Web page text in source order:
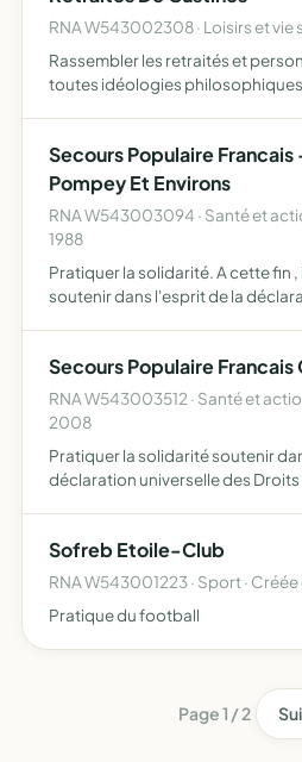
RNA W543002308 · Loisirs et vie
Rassembler les retraités et
toutes idéologies
d…
Secours Populaire
Pompey Et Environs
RNA W543003094 · Santé et
1988
Pratiquer la solidarité. A cette fin
soutenir dans l'esprit de la
Secours Populaire
RNA W543003512 · Santé et
2008
Pratiquer la solidarité soutenir
déclaration universelle des
Sofreb Etoile-Club
RNA W543001223 · Sport · Créée
Pratique du football
Page 1 / 2